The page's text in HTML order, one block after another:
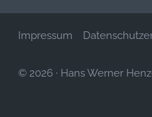
Impressum
© 2026 · Hans Werner